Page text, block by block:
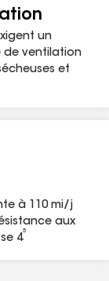
bain et
de bain et
4 po
ou de réducteur
les codes locaux
un
de ventilation
et
à 110 mi/j
aux
4
5